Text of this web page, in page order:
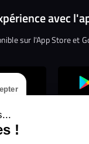
!
avec
sur l'App Store et